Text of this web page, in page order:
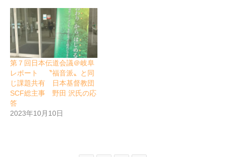
第７回日本伝道会議＠岐阜
レポート 〝福音派〟と同
じ課題共有 日本基督教団
SCF総主事 野田 沢氏の応
答
2023年10月10日